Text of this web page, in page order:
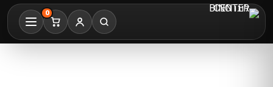
0